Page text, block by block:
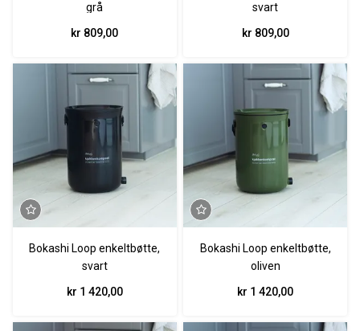
grå
kr 809,00
svart
kr 809,00
Bokashi Loop enkeltbøtte,
svart
kr 1 420,00
Bokashi Loop enkeltbøtte,
oliven
kr 1 420,00